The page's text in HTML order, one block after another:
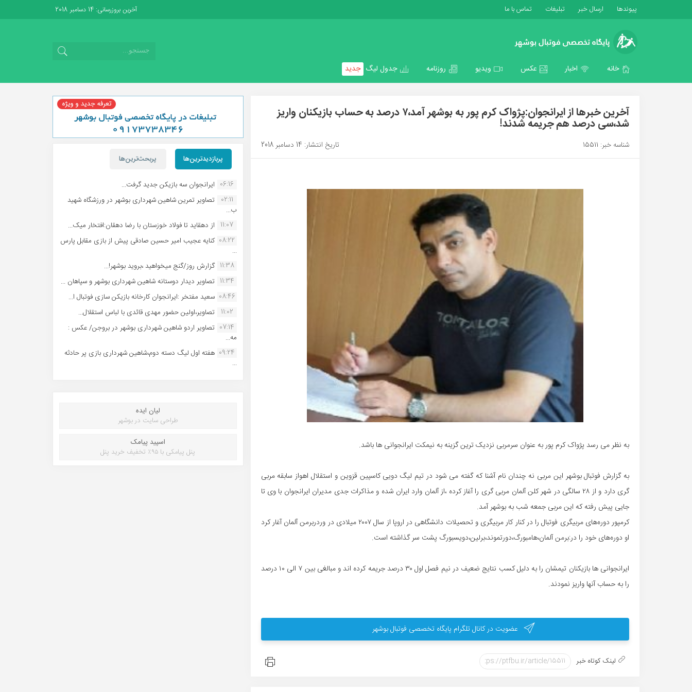
پیوندها ارسال خبر تبلیغات تماس با ما آخرین بروزرسانی: 14 دسامبر 2018
خانه اخبار عکس ویدیو روزنامه جدول لیگ جدید
آخرین خبرها از ایرانجوان:پژواک کرم پور به بوشهر آمد،۷ درصد به حساب بازیکنان واریز
شد،سی درصد هم جریمه شدند!
شناسه خبر: 15511 تاریخ انتشار: 14 دسامبر 2018
به نظر می رسد پژواک کرم پور به عنوان سرمربی نزدیک ترین گزینه به نیمکت ایرانجوانی ها باشد.
به گزارش فوتبال بوشهر این مربی نه چندان نام آشنا که گفته می شود در تیم لیگ دویی کاسپین قزوین و استقلال اهواز سابقه مربی
گری دارد و از ۲۸ سالگی در شهر کلن آلمان مربی گری را آغاز کرده ،از آلمان وارد ایران شده و مذاکرات جدی مدیران ایرانجوان با وی تا
جایی پیش رفته که این مربی جمعه شب به بوشهر آمد.
کرمپور دوره‌های مربیگری فوتبال را در کنار کار مربیگری و تحصیلات دانشگاهی در اروپا از سال ۲۰۰۷ میلادی در وردربرمن آلمان آغار کرد
او دوره‌های خود را در:برمن آلمان،هامبورگ،دورتموند،برلین،دویسبورگ پشت سر گذاشته است.
ایرانجوانی ها بازیکنان تیمشان را به دلیل کسب نتایج ضعیف در نیم فصل اول ۳۰ درصد جریمه کرده اند و مبالغی بین ۷ الی ۱۰ درصد
را به حساب آنها واریز نمودند.
عضویت در کانال تلگرام پایگاه تخصصی فوتبال بوشهر
لینک کوتاه خبر
پربازدیدترین‌ها پربحث‌ترین‌ها
06:16 ایرانجوان سه بازیکن جدید گرفت...
02:11
تصاویر تمرین شاهین شهردارى بوشهر در ورزشگاه شهید
ب...
11:07 از دهقاید تا فولاد خوزستان با رضا دهقان:افتخار میک...
08:22 کنایه عجیب امیر حسین صادقی پیش از بازی مقابل پارس
...
11:38 گزارش روز/گنج میخواهید ،بروید بوشهر!...
11:34 تصاویر دیدار دوستانه شاهین شهردارى بوشهر و سپاهان ...
08:46 سعید مفتخر :ایرانجوان کارخانه بازیکن سازی فوتبال ا...
11:02
تصاویر،اولین حضور مهدی قائدی با لباس استقلال...
07:14 تصاویر اردو شاهین شهرداری بوشهر در بروجن/ عکس :
مه...
09:24 هفته اول لیگ دسته دوم،شاهین شهرداری بازی پر حادثه
...
لیان ایده
طراحی سایت در بوشهر
اسپید پیامک
پنل پیامکی با ۹۵٪ تخفیف خرید پنل